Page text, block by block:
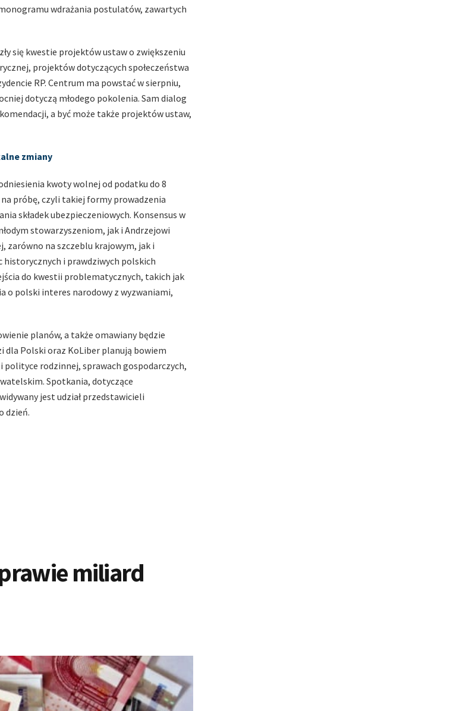
wdrażania postulatów, zawartych
się kwestie projektów ustaw o zwiększeniu
projektów dotyczących społeczeństwa
RP. Centrum ma powstać w sierpniu,
dotyczą młodego pokolenia. Sam dialog
a być może także projektów ustaw,
zmiany
kwoty wolnej od podatku do 8
próbę, czyli takiej formy prowadzenia
składek ubezpieczeniowych. Konsensus w
stowarzyszeniom, jak i Andrzejowi
zarówno na szczeblu krajowym, jak i
i prawdziwych polskich
do kwestii problematycznych, takich jak
o polski interes narodowy z wyzwaniami,
planów, a także omawiany będzie
dla Polski oraz KoLiber planują bowiem
polityce rodzinnej, sprawach gospodarczych,
Spotkania, dotyczące
jest udział przedstawicieli
dzień.
miliard